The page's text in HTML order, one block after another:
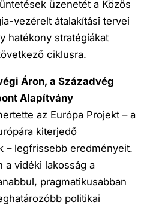
üzenetét a Közös
vezérelt átalakítási tervei
hatékony stratégiákat
ciklusra.
Áron, a Századvég
Alapítvány
az Európa Projekt – a
kiterjedő
– legfrissebb eredményeit.
a vidéki lakosság a
pragmatikusabban
politikai